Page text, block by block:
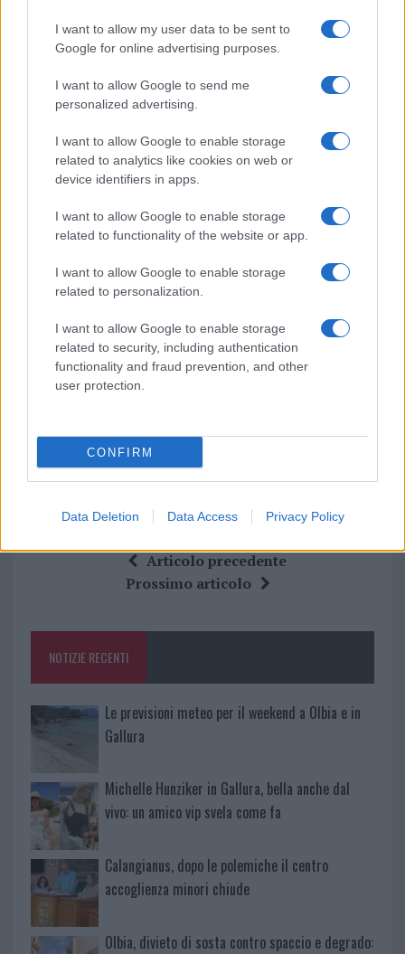
I want to allow my user data to be sent to
Google for online advertising purposes.
I want to allow Google to send me
personalized advertising.
I want to allow Google to enable storage
related to analytics like cookies on web or
device identifiers in apps.
I want to allow Google to enable storage
related to functionality of the website or app.
I want to allow Google to enable storage
related to personalization.
I want to allow Google to enable storage
related to security, including authentication
functionality and fraud prevention, and other
user protection.
CONFIRM
Data Deletion Data Access Privacy Policy
Notizie in tempo reale?
Entra nel canale telegram di
GalluraOggi.it
Inviaci le tue segnalazioni,
i tuoi video e le tue foto
Su WhatsApp al numero +39
345 356 7512
Ricevi le nostre ultime news
daGoogle News
Condividi l'articolo
a
ce
o
k
w
it
Pi
n
te
re
h
at
s
p
h
a
re
Articolo precedente
Prossimo articolo
NOTIZIE RECENTI
Le previsioni meteo per il weekend a Olbia e in
Gallura
Michelle Hunziker in Gallura, bella anche dal
vivo: un amico vip svela come fa
Calangianus, dopo le polemiche il centro
accoglienza minori chiude
Olbia, divieto di sosta contro spaccio e degrado: